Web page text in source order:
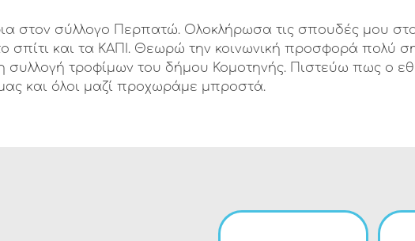
στον σύλλογο Περπατώ. Ολοκλήρωσα τις σπουδές μου
σπίτι και τα ΚΑΠΙ. Θεωρώ την κοινωνική προσφορά πολύ
συλλογή τροφίμων του δήμου Κομοτηνής. Πιστεύω πως ο
και όλοι μαζί προχωράμε μπροστά.